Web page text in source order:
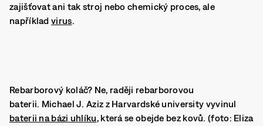
zajišťovat ani tak stroj nebo chemický proces, ale
například virus.
Rebarborový koláč? Ne, raději rebarborovou
baterii. Michael J. Aziz z Harvardské university vyvinul
baterii na bázi uhlíku, která se obejde bez kovů. (foto: Eliza